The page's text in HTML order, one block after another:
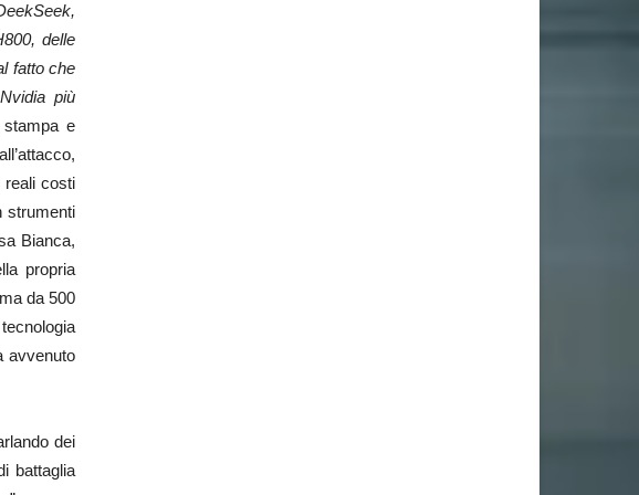
delle
fatto che
più
e
costi
strumenti
Bianca,
propria
da 500
avvenuto
dei
battaglia